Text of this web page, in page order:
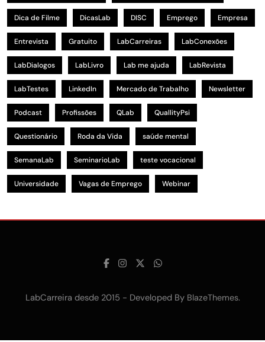
Dica de Filme DicasLab DISC Emprego Empresa
Entrevista Gratuito LabCarreiras LabConexões
LabDialogos LabLivro Lab me ajuda LabRevista
LabTestes LinkedIn Mercado de Trabalho Newsletter
Podcast Profissões QLab QuallityPsi
Questionário Roda da Vida saúde mental
SemanaLab SeminarioLab teste vocacional
Universidade Vagas de Emprego Webinar
LabCarreira desde 2015 - Developed By BlazeThemes.